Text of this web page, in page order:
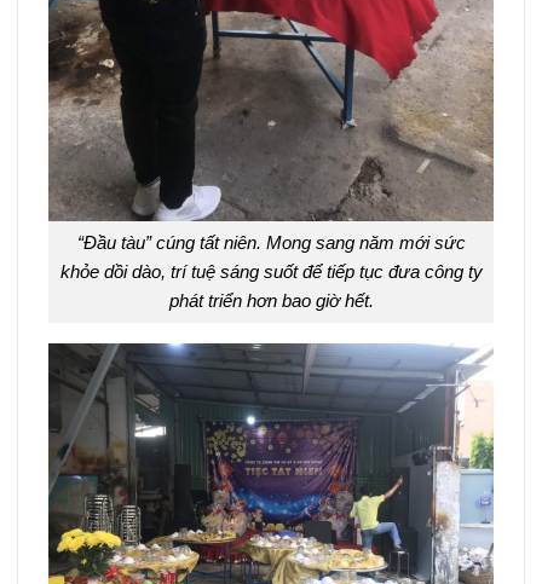
“Đầu tàu” cúng tất niên. Mong sang năm mới sức
khỏe dồi dào, trí tuệ sáng suốt để tiếp tục đưa công ty
phát triển hơn bao giờ hết.